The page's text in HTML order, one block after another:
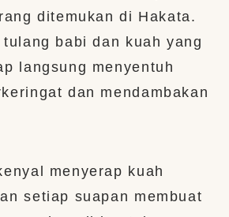
ditemukan di Hakata.
babi dan kuah yang
langsung menyentuh
dan mendambakan
menyerap kuah
setiap suapan membuat